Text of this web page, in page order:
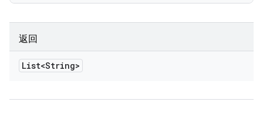
返回
List<String>